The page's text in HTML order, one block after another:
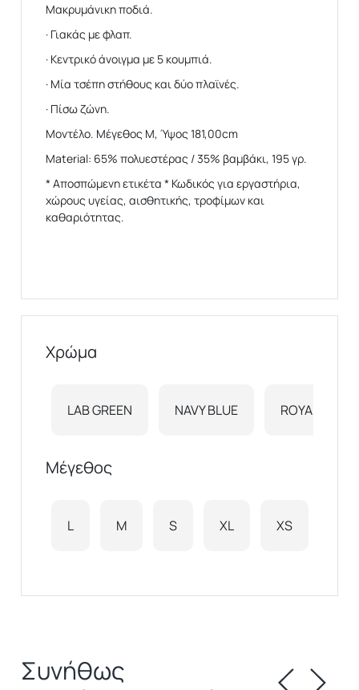
Μακρυμάνικη ποδιά.
· Γιακάς με φλαπ.
· Κεντρικό άνοιγμα με 5 κουμπιά.
· Μία τσέπη στήθους και δύο πλαϊνές.
· Πίσω ζώνη.
Μοντέλο. Μέγεθος M, Ύψος 181,00cm
Material: 65% πολυεστέρας / 35% βαμβάκι, 195 γρ.
* Αποσπώμενη ετικέτα * Κωδικός για εργαστήρια,
χώρους υγείας, αισθητικής, τροφίμων και
καθαριότητας.
Χρώμα
LAB GREEN NAVY BLUE ROYAL BLUE
Μέγεθος
L M S XL XS
Συνήθως